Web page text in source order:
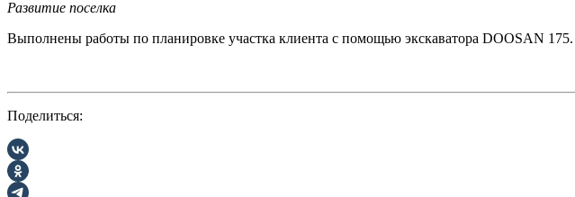
Развитие поселка
Выполнены работы по планировке участка клиента с помощью экскаватора DOOSAN 175.
Поделиться: